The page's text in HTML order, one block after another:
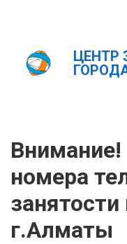
ЦЕНТР
Главная
Новости
Внимание!
номера
г.Алматы